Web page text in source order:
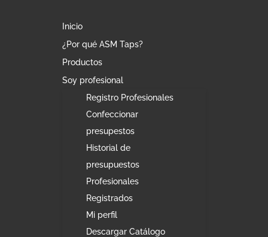
Inicio
¿Por qué ASM Taps?
Productos
Soy profesional
Registro Profesionales
Confeccionar
presupestos
Historial de
presupuestos
Profesionales
Registrados
Mi perfil
Descargar Catálogo